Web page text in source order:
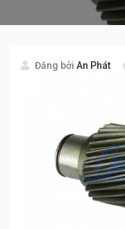
Đăng bởi An Phát